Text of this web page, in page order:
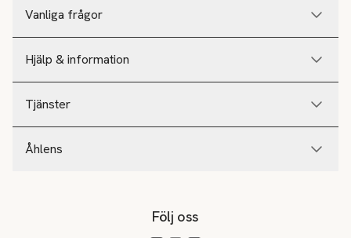
Vanliga frågor
Hjälp & information
Tjänster
Åhlens
Följ oss